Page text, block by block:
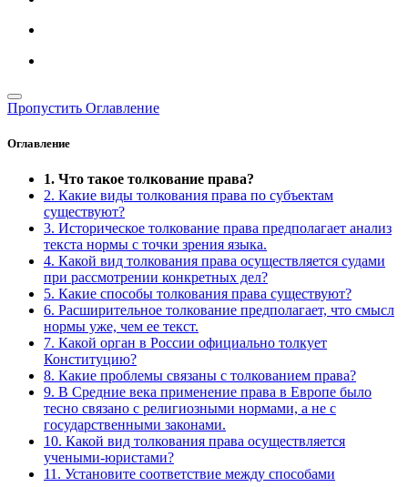
Пропустить Оглавление
Оглавление
1. Что такое толкование права?
2. Какие виды толкования права по субъектам
существуют?
3. Историческое толкование права предполагает анализ
текста нормы с точки зрения языка.
4. Какой вид толкования права осуществляется судами
при рассмотрении конкретных дел?
5. Какие способы толкования права существуют?
6. Расширительное толкование предполагает, что смысл
нормы уже, чем ее текст.
7. Какой орган в России официально толкует
Конституцию?
8. Какие проблемы связаны с толкованием права?
9. В Средние века применение права в Европе было
тесно связано с религиозными нормами, а не с
государственными законами.
10. Какой вид толкования права осуществляется
учеными-юристами?
11. Установите соответствие между способами